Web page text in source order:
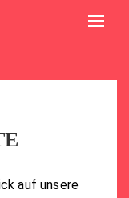
auf unsere